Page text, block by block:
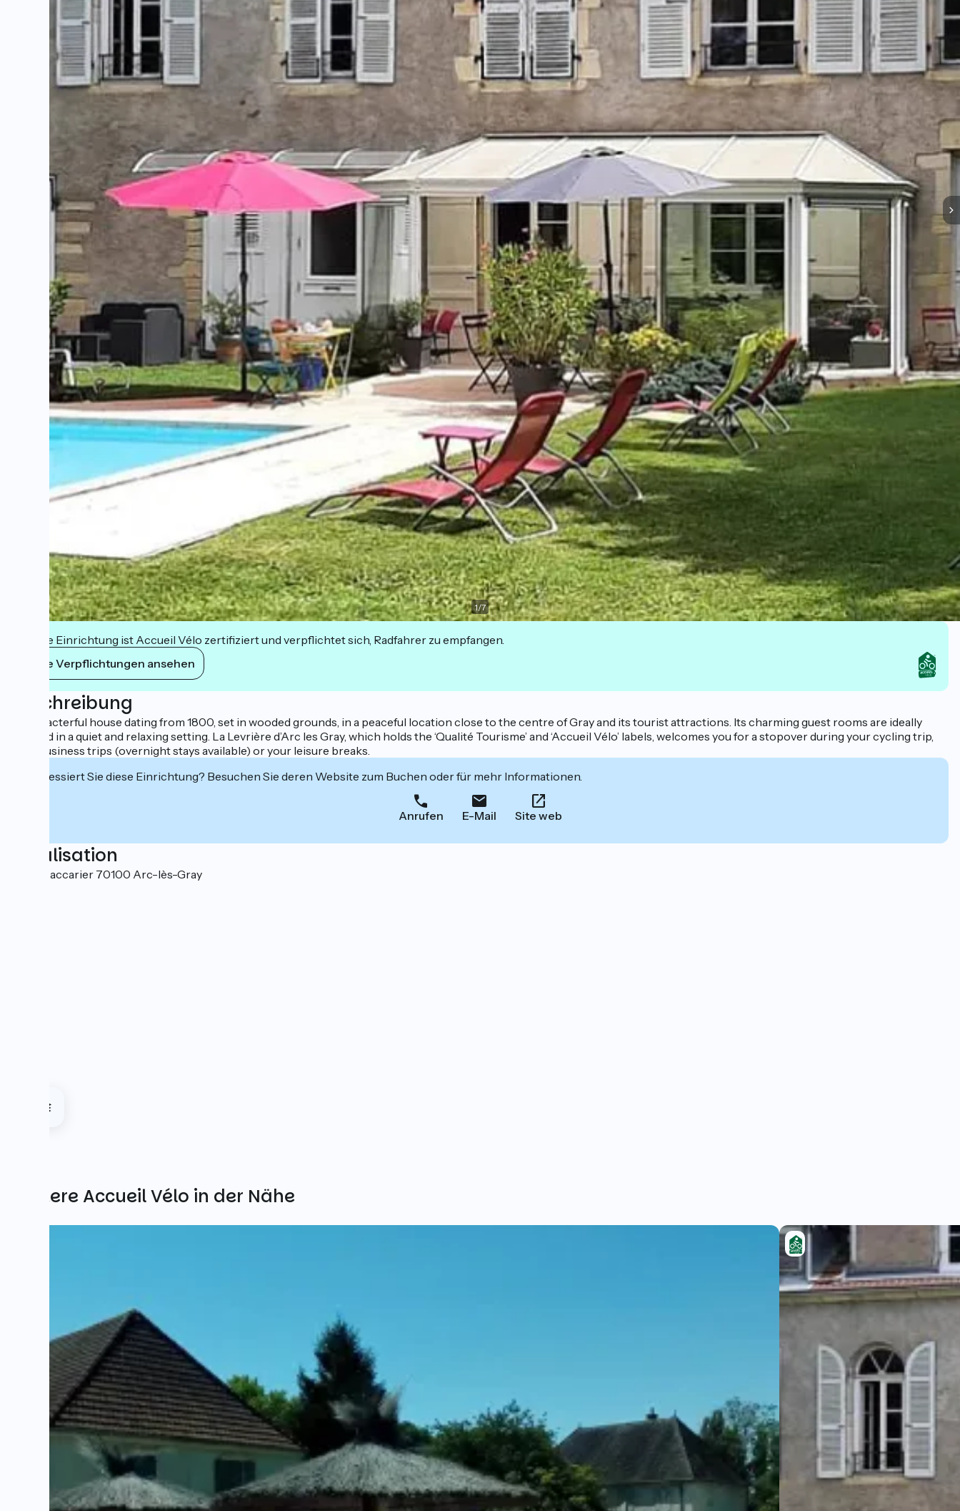
1/7
Diese Einrichtung ist Accueil Vélo zertifiziert und verpflichtet sich, Radfahrer zu empfangen.
Ihre Verpflichtungen ansehen
Beschreibung
A characterful house dating from 1800, set in wooded grounds, in a peaceful location close to the centre of Gray and its tourist attractions. Its charming guest rooms are ideally
situated in a quiet and relaxing setting. La Levrière d’Arc les Gray, which holds the ‘Qualité Tourisme’ and ‘Accueil Vélo’ labels, welcomes you for a stopover during your cycling trip,
your business trips (overnight stays available) or your leisure breaks.
Interessiert Sie diese Einrichtung? Besuchen Sie deren Website zum Buchen oder für mehr Informationen.
Anrufen E-Mail Site web
Localisation
1, place accarier 70100 Arc-lès-Gray
Weitere Accueil Vélo in der Nähe